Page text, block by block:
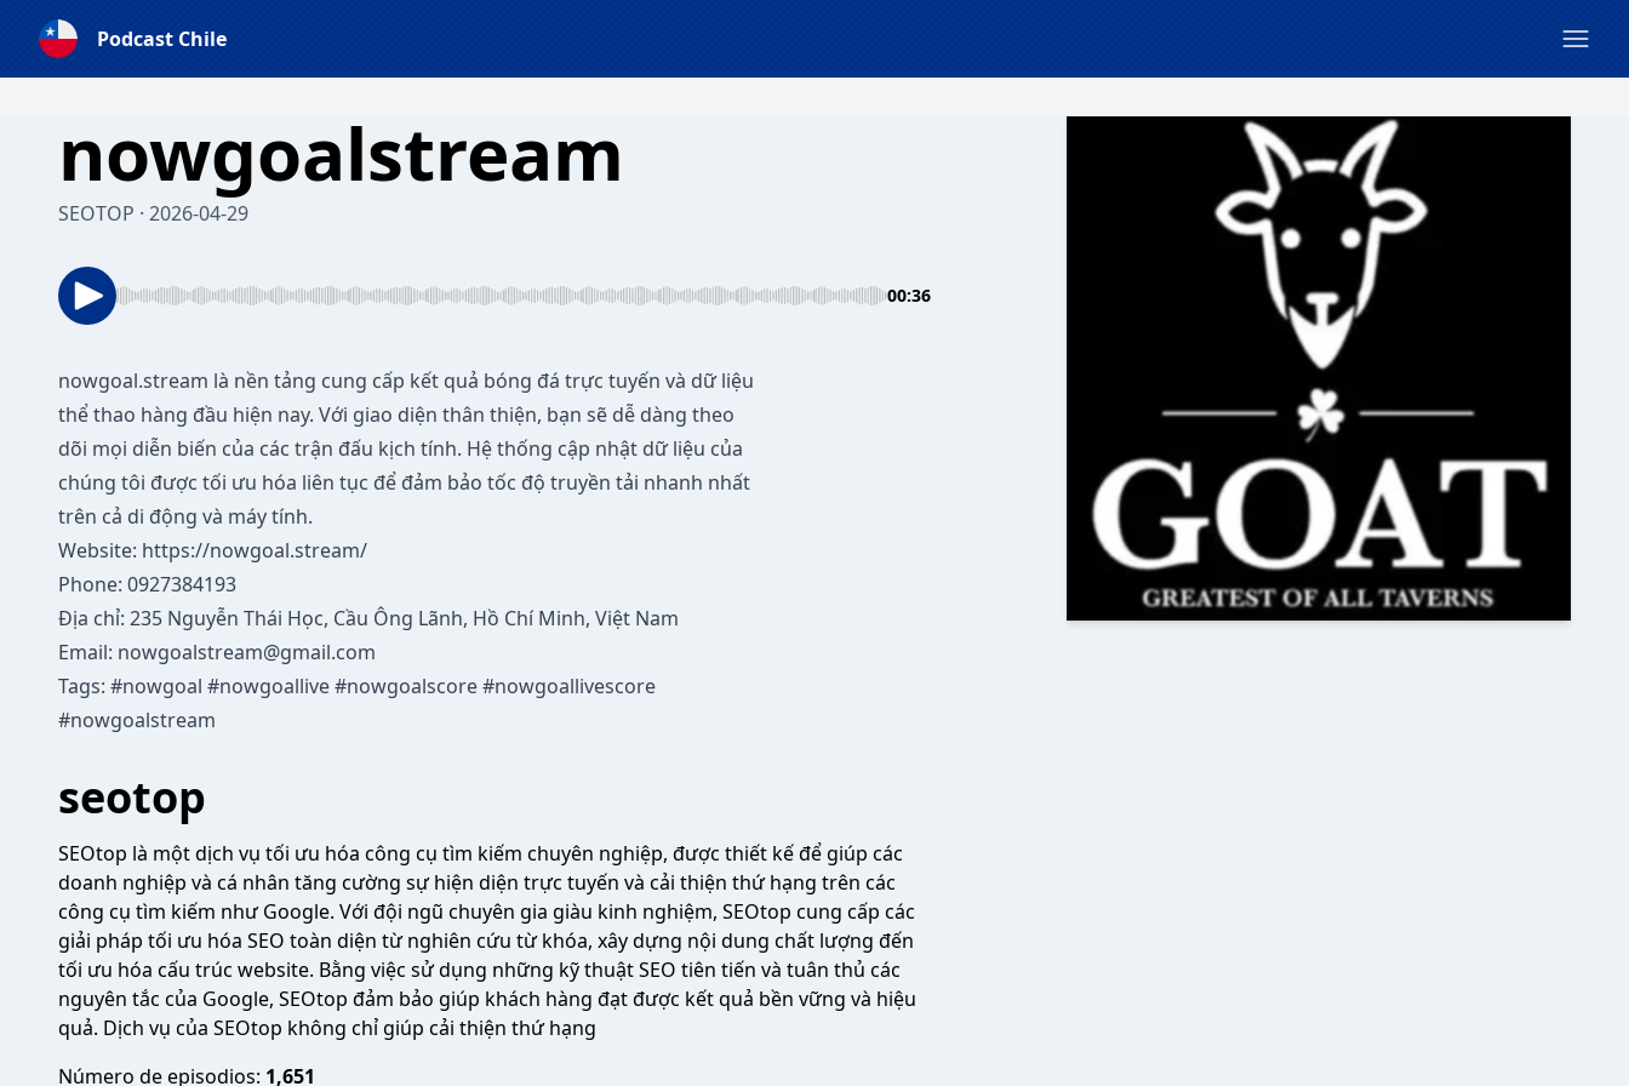
Podcast Chile
nowgoalstream
SEOTOP · 2026-04-29
00:36
nowgoal.stream là nền tảng cung cấp kết quả bóng đá trực tuyến và dữ liệu
thể thao hàng đầu hiện nay. Với giao diện thân thiện, bạn sẽ dễ dàng theo
dõi mọi diễn biến của các trận đấu kịch tính. Hệ thống cập nhật dữ liệu của
chúng tôi được tối ưu hóa liên tục để đảm bảo tốc độ truyền tải nhanh nhất
trên cả di động và máy tính.
Website: https://nowgoal.stream/
Phone: 0927384193
Địa chỉ: 235 Nguyễn Thái Học, Cầu Ông Lãnh, Hồ Chí Minh, Việt Nam
Email: nowgoalstream@gmail.com
Tags: #nowgoal #nowgoallive #nowgoalscore #nowgoallivescore
#nowgoalstream
seotop
SEOtop là một dịch vụ tối ưu hóa công cụ tìm kiếm chuyên nghiệp, được thiết kế để giúp các
doanh nghiệp và cá nhân tăng cường sự hiện diện trực tuyến và cải thiện thứ hạng trên các
công cụ tìm kiếm như Google. Với đội ngũ chuyên gia giàu kinh nghiệm, SEOtop cung cấp các
giải pháp tối ưu hóa SEO toàn diện từ nghiên cứu từ khóa, xây dựng nội dung chất lượng đến
tối ưu hóa cấu trúc website. Bằng việc sử dụng những kỹ thuật SEO tiên tiến và tuân thủ các
nguyên tắc của Google, SEOtop đảm bảo giúp khách hàng đạt được kết quả bền vững và hiệu
quả. Dịch vụ của SEOtop không chỉ giúp cải thiện thứ hạng
Número de episodios: 1,651